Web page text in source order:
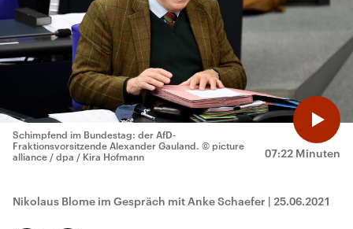
07:22 Minuten
Schimpfend im Bundestag: der AfD-
Fraktionsvorsitzende Alexander Gauland. © picture
alliance / dpa / Kira Hofmann
Nikolaus Blome im Gespräch mit Anke Schaefer | 25.06.2021